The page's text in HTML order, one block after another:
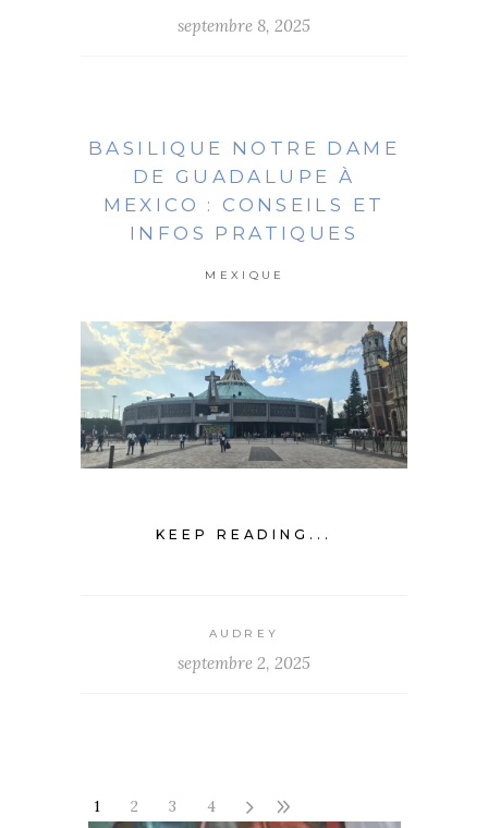
septembre 8, 2025
BASILIQUE NOTRE DAME
DE GUADALUPE À
MEXICO : CONSEILS ET
INFOS PRATIQUES
MEXIQUE
KEEP READING...
AUDREY
septembre 2, 2025
1 2 3 4